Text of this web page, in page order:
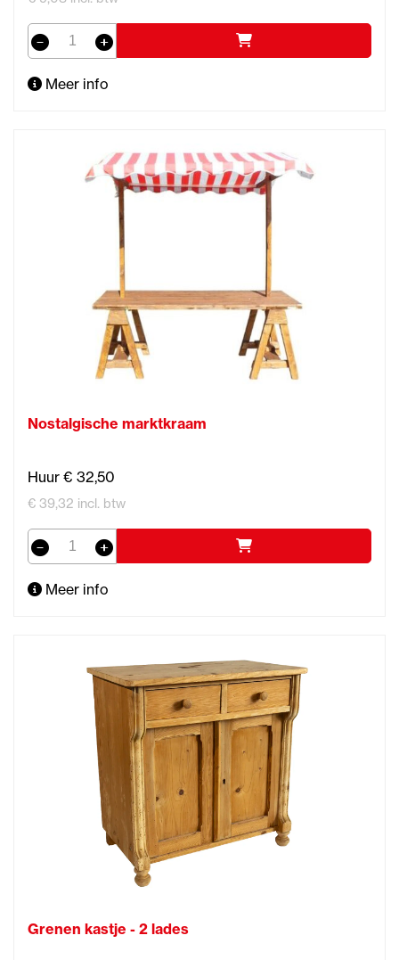
Meer info
Nostalgische marktkraam
Huur € 32,50
€ 39,32 incl. btw
Meer info
Grenen kastje - 2 lades